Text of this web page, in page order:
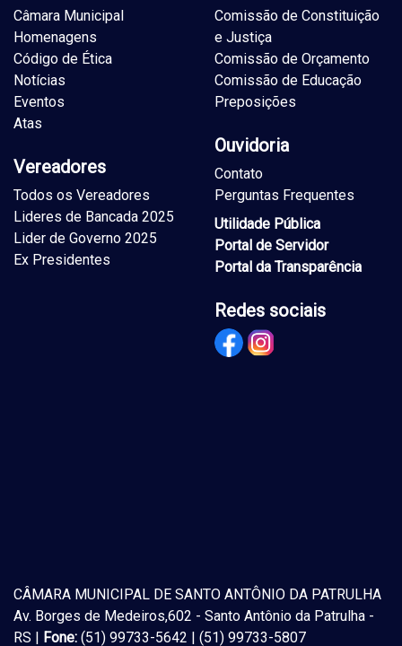
Câmara Municipal
Homenagens
Código de Ética
Notícias
Eventos
Atas
Vereadores
Todos os Vereadores
Lideres de Bancada 2025
Lider de Governo 2025
Ex Presidentes
Comissão de Constituição
e Justiça
Comissão de Orçamento
Comissão de Educação
Preposições
Ouvidoria
Contato
Perguntas Frequentes
Utilidade Pública
Portal de Servidor
Portal da Transparência
Redes sociais
CÂMARA MUNICIPAL DE SANTO ANTÔNIO DA PATRULHA
Av. Borges de Medeiros,602 - Santo Antônio da Patrulha -
RS |
Fone: (51) 99733-5642 | (51) 99733-5807